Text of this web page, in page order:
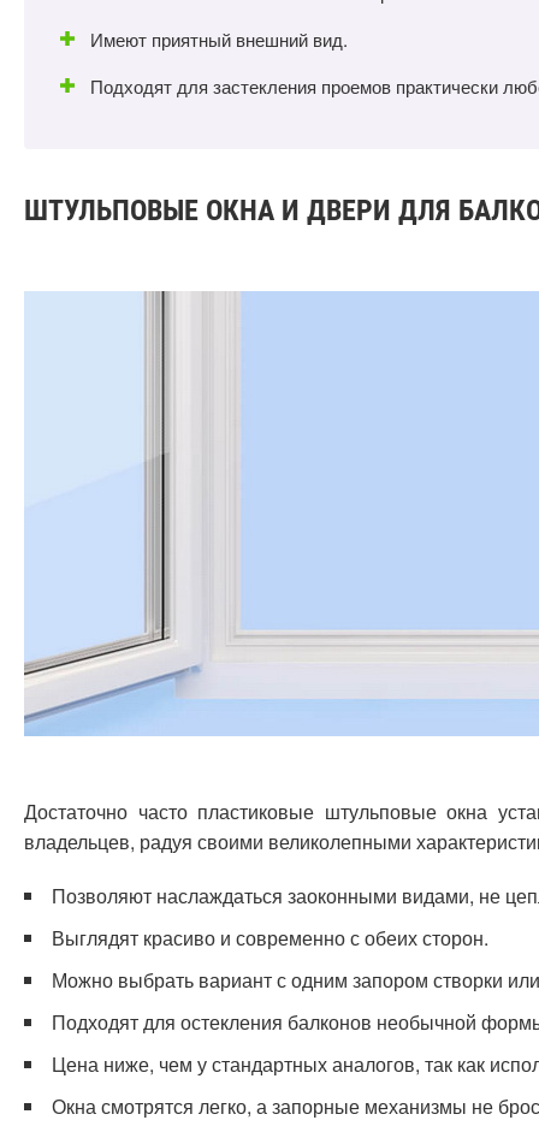
Имеют приятный внешний вид.
Подходят для застекления проемов практически
ШТУЛЬПОВЫЕ ОКНА И ДВЕРИ ДЛЯ
Достаточно часто пластиковые штульповые окна
владельцев, радуя своими великолепными
Позволяют наслаждаться заоконными видами, не
Выглядят красиво и современно с обеих сторон.
Можно выбрать вариант с одним запором створки
Подходят для остекления балконов необычной
Цена ниже, чем у стандартных аналогов, так как
Окна смотрятся легко, а запорные механизмы не